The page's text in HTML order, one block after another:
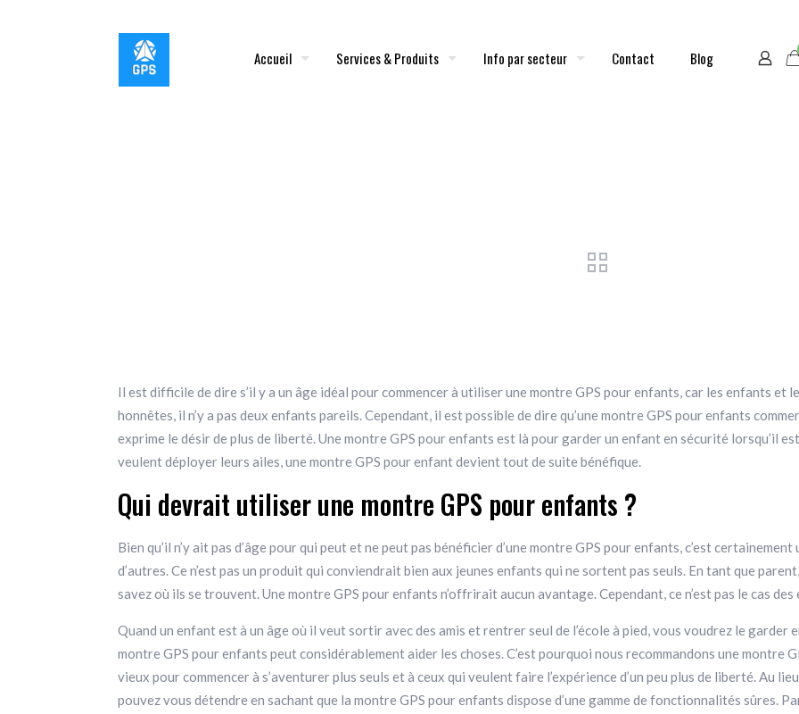
Accueil Services & Produits Info par secteur Contact Blog
Il est difficile de dire s’il y a un âge idéal pour commencer à utiliser une montre GPS pour enfants, car les enfants
honnêtes, il n’y a pas deux enfants pareils. Cependant, il est possible de dire qu’une montre GPS pour enfants
exprime le désir de plus de liberté. Une montre GPS pour enfants est là pour garder un enfant en sécurité lorsqu’il
veulent déployer leurs ailes, une montre GPS pour enfant devient tout de suite bénéfique.
Qui devrait utiliser une montre GPS pour enfants ?
Bien qu’il n’y ait pas d’âge pour qui peut et ne peut pas bénéficier d’une montre GPS pour enfants, c’est
d’autres. Ce n’est pas un produit qui conviendrait bien aux jeunes enfants qui ne sortent pas seuls. En tant que
savez où ils se trouvent. Une montre GPS pour enfants n’offrirait aucun avantage. Cependant, ce n’est pas le cas
Quand un enfant est à un âge où il veut sortir avec des amis et rentrer seul de l’école à pied, vous voudrez le garder
montre GPS pour enfants peut considérablement aider les choses. C’est pourquoi nous recommandons une montre
vieux pour commencer à s’aventurer plus seuls et à ceux qui veulent faire l’expérience d’un peu plus de liberté. Au
pouvez vous détendre en sachant que la montre GPS pour enfants dispose d’une gamme de fonctionnalités sûres.